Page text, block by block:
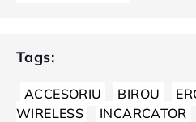
Tags:
ACCESORIU BIROU
WIRELESS
INCARCATOR